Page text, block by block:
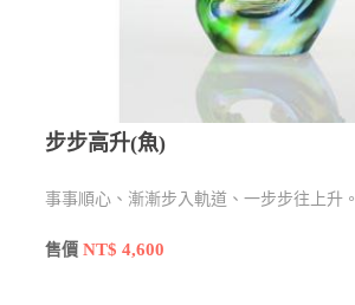
步步高升(魚)
事事順心、漸漸步入軌道、一步步往上升。
售價NT$ 4,600